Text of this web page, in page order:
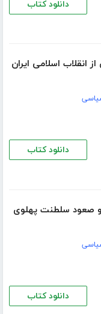
دانلود کتاب
انقلاب اسلامی ایران
دانلود کتاب
و صعود سلطنت پهلوی
دانلود کتاب